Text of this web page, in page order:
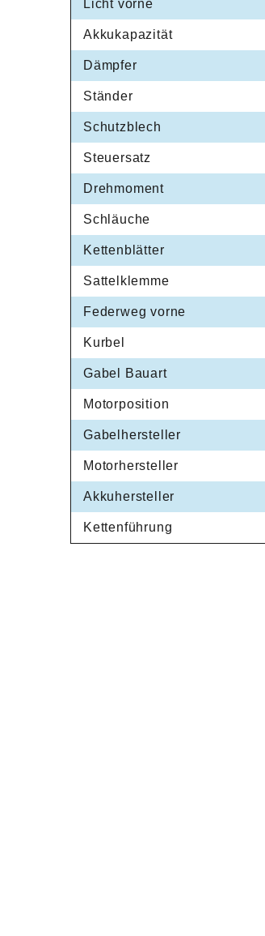
Licht vorne
Akkukapazität
Dämpfer
Ständer
Schutzblech
Steuersatz
Drehmoment
Schläuche
Kettenblätter
Sattelklemme
Federweg vorne
Kurbel
Gabel Bauart
Motorposition
Gabelhersteller
Motorhersteller
Akkuhersteller
Kettenführung